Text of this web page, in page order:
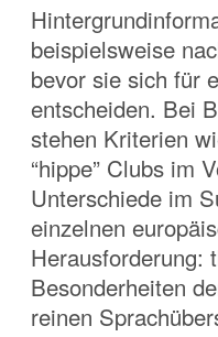
beispielsweise
bevor sie sich für
entscheiden. Bei
stehen Kriterien
“hippe” Clubs im
Unterschiede im
einzelnen
Herausforderung:
Besonderheiten
reinen